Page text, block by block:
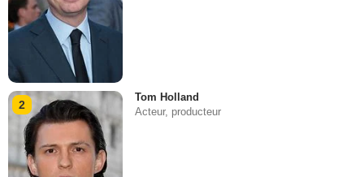
2
Tom Holland
Acteur, producteur